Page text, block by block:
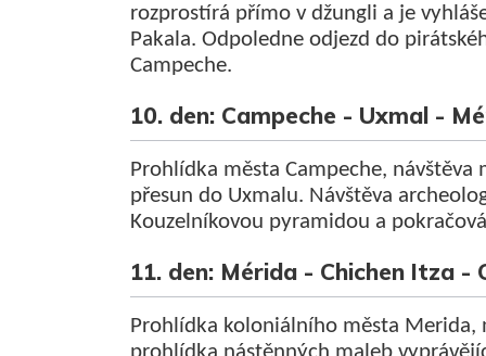
rozprostírá přímo v džungli a je
Pakala. Odpoledne odjezd do
Campeche.
10. den: Campeche - Uxmal -
Prohlídka města Campeche,
přesun do Uxmalu. Návštěva
Kouzelníkovou pyramidou a
11. den: Mérida - Chichen Itza -
Prohlídka koloniálního města Merida,